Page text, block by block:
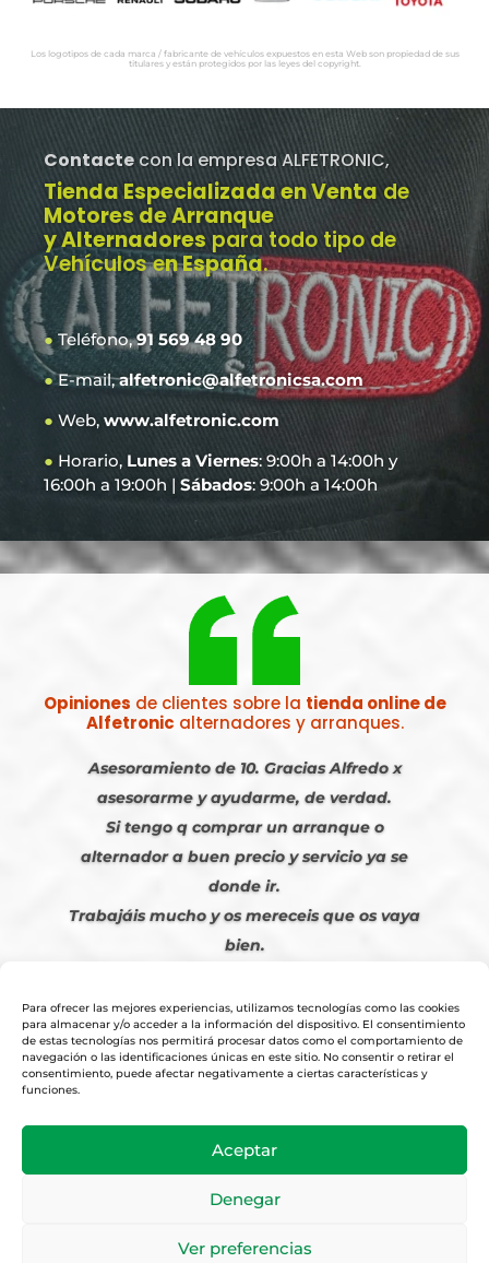
Para ofrecer las mejores experiencias, utilizamos tecnologías como las cookies
para almacenar y/o acceder a la información del dispositivo. El consentimiento
de estas tecnologías nos permitirá procesar datos como el comportamiento de
navegación o las identificaciones únicas en este sitio. No consentir o retirar el
consentimiento, puede afectar negativamente a ciertas características y
funciones.
Aceptar
Denegar
Ver preferencias
Los logotipos de cada marca / fabricante de vehículos expuestos en esta Web son propiedad de sus
titulares y están protegidos por las leyes del copyright.
Contacte con la empresa ALFETRONIC,
Tienda Especializada en Venta de
Motores de Arranque
y Alternadores para todo tipo de
Vehículos en España.
●Teléfono,91 569 48 90
●E-mail,alfetronic@alfetronicsa.com
● Web, www.alfetronic.com
● Horario, Lunes a Viernes: 9:00h a 14:00h y
16:00h a 19:00h | Sábados: 9:00h a 14:00h
Opiniones de clientes sobre la tienda online de
Alfetronic alternadores y arranques.
Asesoramiento de 10. Gracias Alfredo x
asesorarme y ayudarme, de verdad.
Si tengo q comprar un arranque o
alternador a buen precio y servicio ya se
donde ir.
Trabajáis mucho y os mereceis que os vaya
bien.
Condiciones Venta Online
Diseño y Posicionamiento Web,Agencia web-espana.es